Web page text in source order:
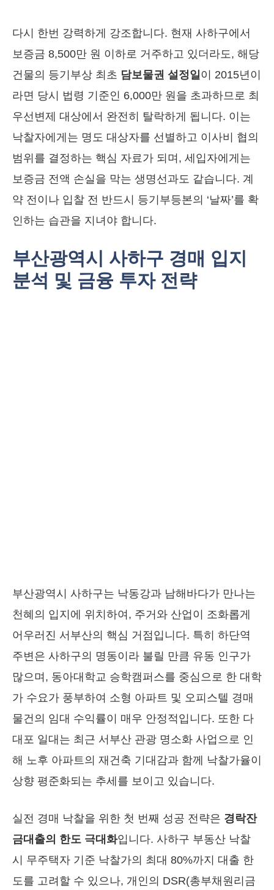
다시 한번 강력하게 강조합니다. 현재 사하구에서
보증금 8,500만 원 이하로 거주하고 있더라도, 해당
건물의 등기부상 최초 담보물권 설정일이 2015년이
라면 당시 법령 기준인 6,000만 원을 초과하므로 최
우선변제 대상에서 완전히 탈락하게 됩니다. 이는
낙찰자에게는 명도 대상자를 선별하고 이사비 협의
범위를 결정하는 핵심 자료가 되며, 세입자에게는
보증금 전액 손실을 막는 생명선과도 같습니다. 계
약 전이나 입찰 전 반드시 등기부등본의 ‘날짜’를 확
인하는 습관을 지녀야 합니다.
부산광역시 사하구 경매 입지
분석 및 금융 투자 전략
부산광역시 사하구는 낙동강과 남해바다가 만나는
천혜의 입지에 위치하여, 주거와 산업이 조화롭게
어우러진 서부산의 핵심 거점입니다. 특히 하단역
주변은 사하구의 명동이라 불릴 만큼 유동 인구가
많으며, 동아대학교 승학캠퍼스를 중심으로 한 대학
가 수요가 풍부하여 소형 아파트 및 오피스텔 경매
물건의 임대 수익률이 매우 안정적입니다. 또한 다
대포 일대는 최근 서부산 관광 명소화 사업으로 인
해 노후 아파트의 재건축 기대감과 함께 낙찰가율이
상향 평준화되는 추세를 보이고 있습니다.
실전 경매 낙찰을 위한 첫 번째 성공 전략은 경락잔
금대출의 한도 극대화입니다. 사하구 부동산 낙찰
시 무주택자 기준 낙찰가의 최대 80%까지 대출 한
도를 고려할 수 있으나, 개인의 DSR(총부채원리금